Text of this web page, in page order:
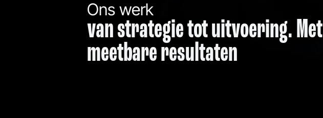
van strategie tot uitvoering. Met
meetbare resultaten
Ons werk